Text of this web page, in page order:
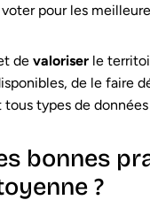
pour les
de valoriserle
de le faire
types de
bonnes
?